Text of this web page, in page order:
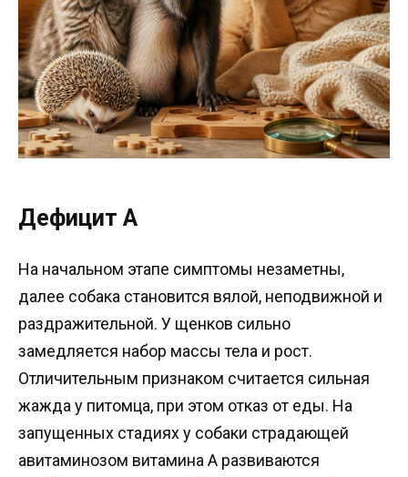
Дефицит A
На начальном этапе симптомы незаметны,
далее собака становится вялой, неподвижной и
раздражительной. У щенков сильно
замедляется набор массы тела и рост.
Отличительным признаком считается сильная
жажда у питомца, при этом отказ от еды. На
запущенных стадиях у собаки страдающей
авитаминозом витамина A развиваются